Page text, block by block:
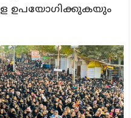
ഉപയോഗിക്കുകയും